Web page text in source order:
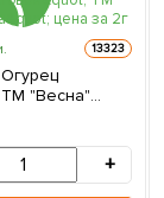
13323
ТМ "Весна"
+